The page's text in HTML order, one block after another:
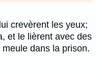
crevèrent les yeux;
et le lièrent avec des
dans la prison.